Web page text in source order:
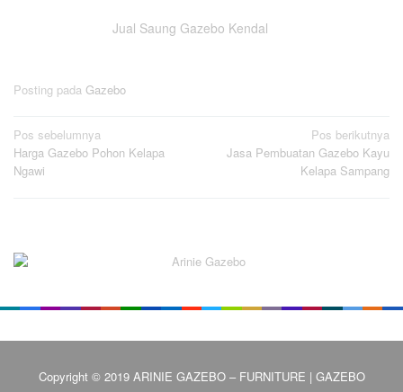
Jual Saung Gazebo Kendal
Posting pada Gazebo
Navigasi
pos
Pos sebelumnya
Harga Gazebo Pohon Kelapa
Ngawi
Pos berikutnya
Jasa Pembuatan Gazebo Kayu
Kelapa Sampang
Copyright © 2019 ARINIE GAZEBO – FURNITURE | GAZEBO